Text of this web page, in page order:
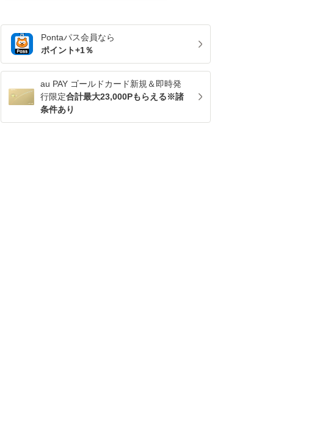
Pontaパス会員なら
ポイント+1％
au PAY ゴールドカード新規＆即時発
行限定合計最大23,000Pもらえる※諸
条件あり